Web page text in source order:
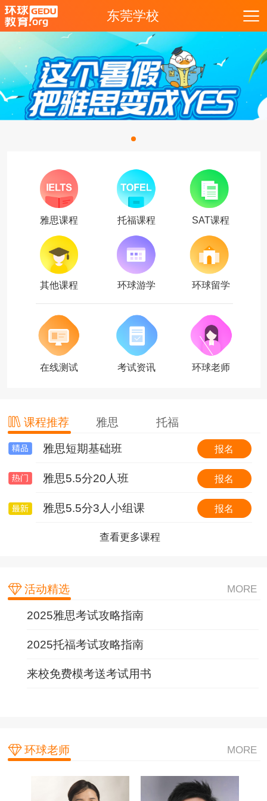
东莞学校
雅思课程 托福课程 SAT课程
其他课程 环球游学 环球留学
在线测试 考试资讯 环球老师
课程推荐 雅思 托福
雅思短期基础班 报名
雅思5.5分20人班 报名
雅思5.5分3人小组课 报名
查看更多课程
托福基础班 报名
托福基础班（套班） 报名
0起点冲30分VIP6人班 报名
查看更多课程
环球国际游学简介 报名
报名
报名
查看更多课程
活动精选 MORE
2025雅思考试攻略指南
2025托福考试攻略指南
来校免费模考送考试用书
环球老师 MORE